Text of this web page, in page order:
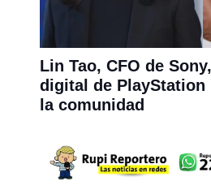
Lin Tao, CFO de
digital de PlayStation
la comunidad